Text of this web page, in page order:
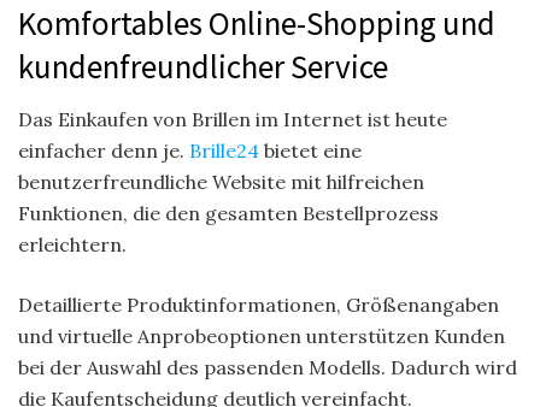
Komfortables Online-Shopping und
kundenfreundlicher Service
Das Einkaufen von Brillen im Internet ist heute
einfacher denn je. Brille24 bietet eine
benutzerfreundliche Website mit hilfreichen
Funktionen, die den gesamten Bestellprozess
erleichtern.
Detaillierte Produktinformationen, Größenangaben
und virtuelle Anprobeoptionen unterstützen Kunden
bei der Auswahl des passenden Modells. Dadurch wird
die Kaufentscheidung deutlich vereinfacht.